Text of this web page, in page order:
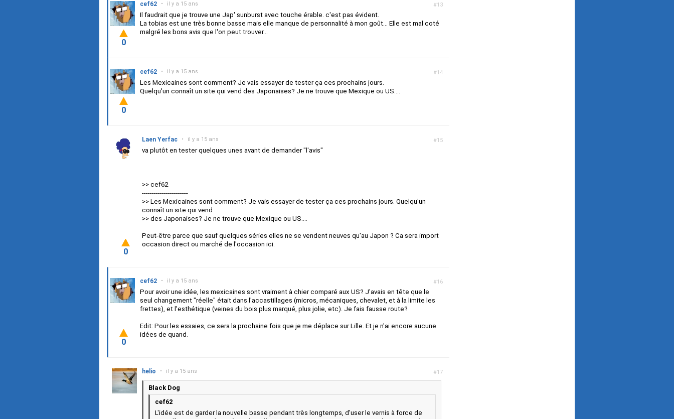
#13
cef62 • il y a 15 ans
Il faudrait que je trouve une Jap' sunburst avec touche érable. c'est pas évident.
La tobias est une très bonne basse mais elle manque de personnalité à mon goût... Elle est mal coté
malgré les bons avis que l'on peut trouver...
0
#14
cef62 • il y a 15 ans
Les Mexicaines sont comment? Je vais essayer de tester ça ces prochains jours.
Quelqu'un connaît un site qui vend des Japonaises? Je ne trouve que Mexique ou US....
0
#15
Laen Yerfac • il y a 15 ans
va plutôt en tester quelques unes avant de demander "l'avis"
>> cef62
-----------------------
>> Les Mexicaines sont comment? Je vais essayer de tester ça ces prochains jours. Quelqu'un
connaît un site qui vend
>> des Japonaises? Je ne trouve que Mexique ou US....
Peut-être parce que sauf quelques séries elles ne se vendent neuves qu'au Japon ? Ca sera import
occasion direct ou marché de l'occasion ici.
0
#16
cef62 • il y a 15 ans
Pour avoir une idée, les mexicaines sont vraiment à chier comparé aux US? J'avais en tête que le
seul changement "réelle" était dans l'accastillages (micros, mécaniques, chevalet, et à la limite les
frettes), et l'esthétique (veines du bois plus marqué, plus jolie, etc). Je fais fausse route?
Edit: Pour les essaies, ce sera la prochaine fois que je me déplace sur Lille. Et je n'ai encore aucune
idées de quand.
0
#17
helio • il y a 15 ans
Black Dog
cef62
L'idée est de garder la nouvelle basse pendant très longtemps, d'user le vernis à force de